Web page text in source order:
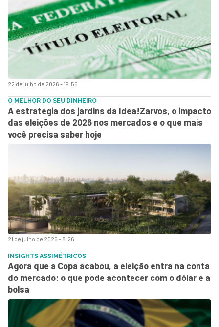
22 de julho de 2026 - 19:55
21 de julho de 2026 - 8:26
O MELHOR DO SEU DINHEIRO
A estratégia dos jardins da Idea!Zarvos, o impacto
das eleições de 2026 nos mercados e o que mais
você precisa saber hoje
INSIGHTS ASSIMÉTRICOS
Agora que a Copa acabou, a eleição entra na conta
do mercado: o que pode acontecer com o dólar e a
bolsa